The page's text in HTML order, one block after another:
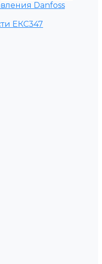
Danfoss
ЕКС347